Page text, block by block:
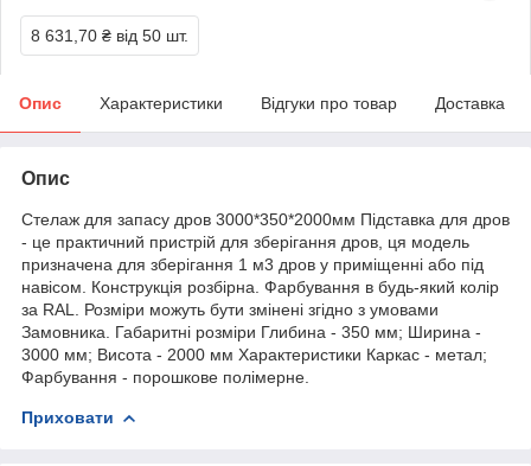
8 631,70 ₴ від 50 шт.
Опис Характеристики Відгуки про товар Доставка
Опис
Стелаж для запасу дров 3000*350*2000мм Підставка для дров
- це практичний пристрій для зберігання дров, ця модель
призначена для зберігання 1 м3 дров у приміщенні або під
навісом. Конструкція розбірна. Фарбування в будь-який колір
за RAL. Розміри можуть бути змінені згідно з умовами
Замовника. Габаритні розміри Глибина - 350 мм; Ширина -
3000 мм; Висота - 2000 мм Характеристики Каркас - метал;
Фарбування - порошкове полімерне.
Приховати